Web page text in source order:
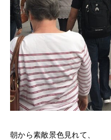
朝から素敵景色見れて、